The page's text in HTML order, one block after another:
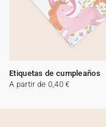
Etiquetas de cumpleaños
A partir de 0,40 €